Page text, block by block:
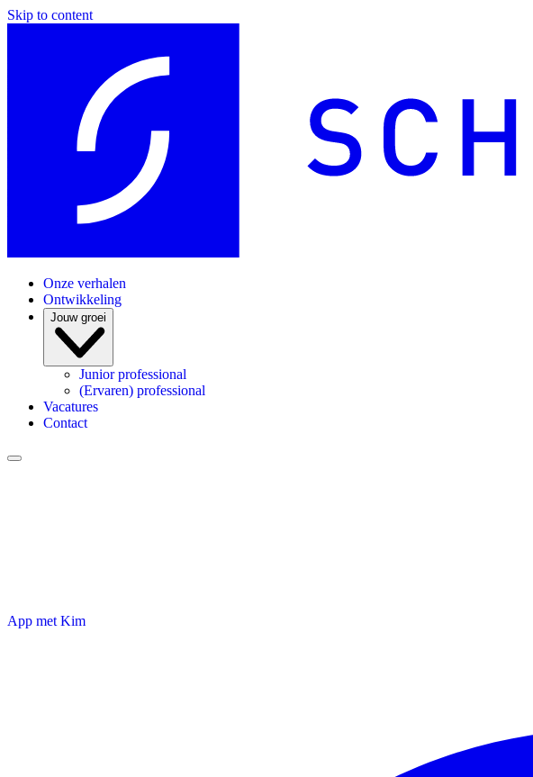
Skip to content
Onze verhalen
Ontwikkeling
Jouw groei
Junior professional
(Ervaren) professional
Vacatures
Contact
App met Kim